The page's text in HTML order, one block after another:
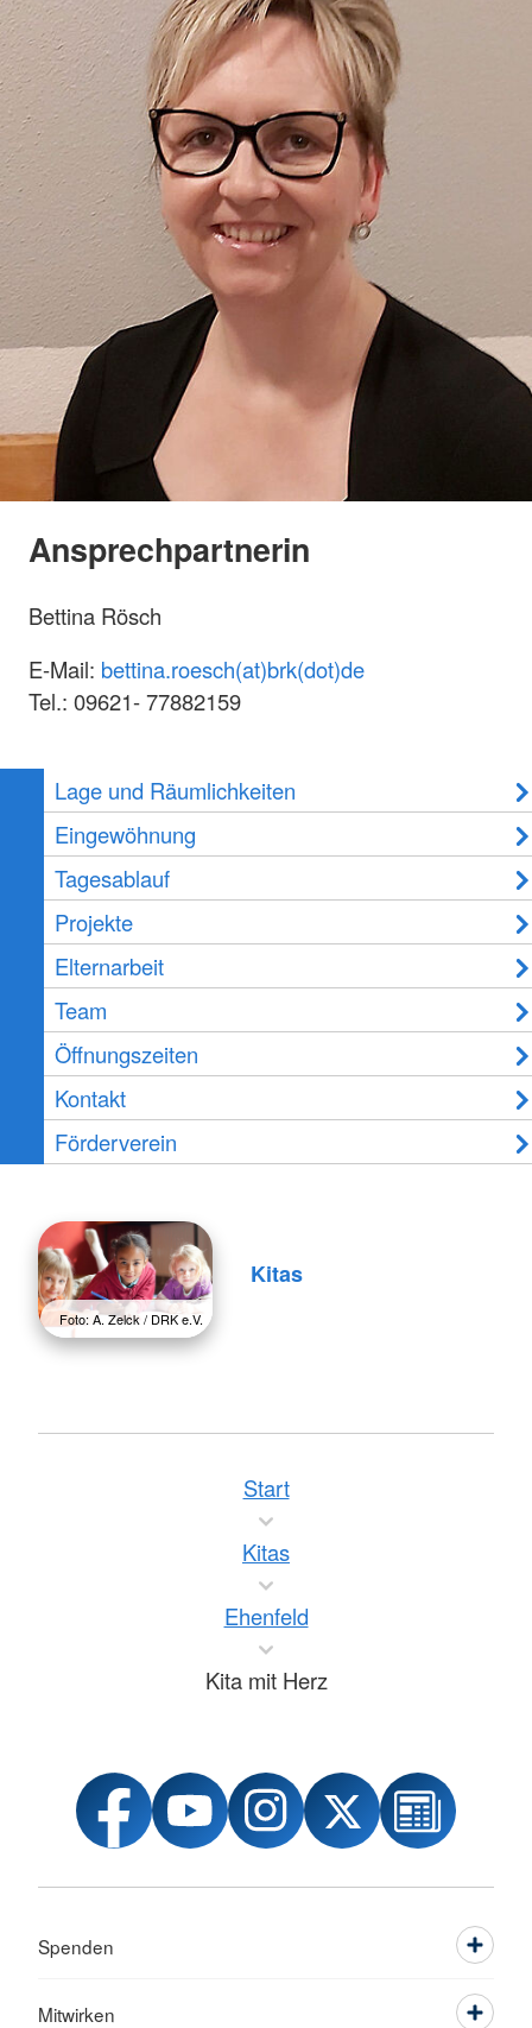
Ansprechpartnerin
Bettina Rösch
E-Mail: bettina.roesch(at)brk(dot)de
Tel.: 09621- 77882159
Lage und Räumlichkeiten
Eingewöhnung
Tagesablauf
Projekte
Elternarbeit
Team
Öffnungszeiten
Kontakt
Förderverein
Foto: A. Zelck / DRK e.V.
Kitas
Start
Kitas
Ehenfeld
Kita mit Herz
Spenden
Mitwirken